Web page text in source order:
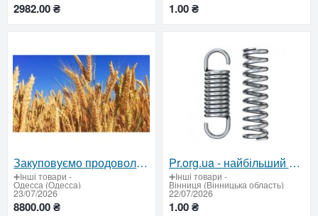
2982.00 ₴ 1.00 ₴
Закуповуємо продовольчу пшеницю
➕Інші товари -
Одесса (Одесса)
23/07/2026
8800.00 ₴
Pr.org.ua - найбільший каталог пружин в наявності в Україні
➕Інші товари -
Вінниця (Вінницька область)
22/07/2026
1.00 ₴